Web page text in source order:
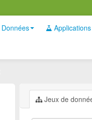
Données Applications
Jeux de